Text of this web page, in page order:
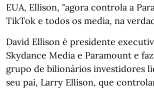
EUA, Ellison, "agora controla a
TikTok e todos os media, na
David Ellison é presidente
Skydance Media e Paramount e
grupo de bilionários investidores
seu pai, Larry Ellison, que